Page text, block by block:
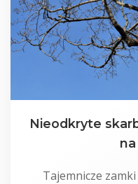
Nieodkryte
Tajemnicze